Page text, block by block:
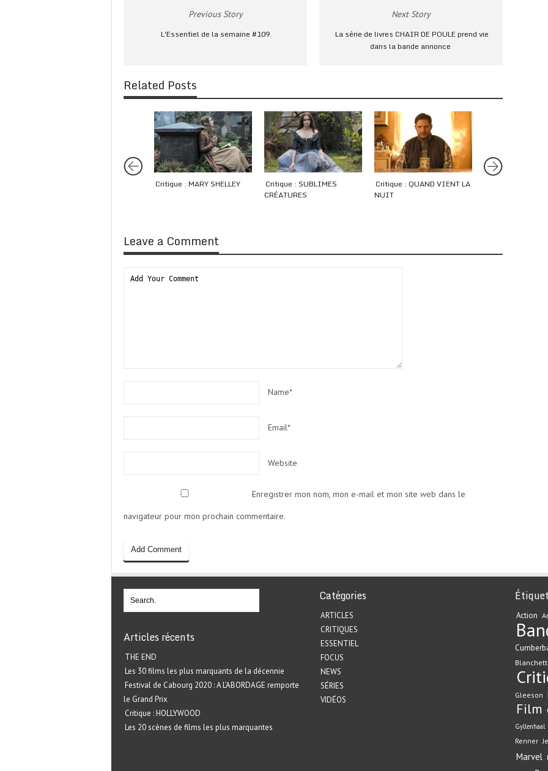
Previous Story
L'Essentiel de la semaine #109
Next Story
La série de livres CHAIR DE POULE prend vie
dans la bande annonce
Related Posts
Critique : MARY SHELLEY
Critique : SUBLIMES
CRÉATURES
Critique : QUAND VIENT LA
NUIT
Leave a Comment
Name*
Email*
Website
Enregistrer mon nom, mon e-mail et mon site web dans le
navigateur pour mon prochain commentaire.
Articles récents
THE END
Les 30 films les plus marquants de la décennie
Festival de Cabourg 2020 : A L’ABORDAGE remporte
le Grand Prix
Critique : HOLLYWOOD
Les 20 scènes de films les plus marquantes
Catégories
ARTICLES
CRITIQUES
ESSENTIEL
FOCUS
NEWS
SÉRIES
VIDÉOS
Action
Blanchett
Gleeson
Film
Gyllenhaal
Renner
Marvel